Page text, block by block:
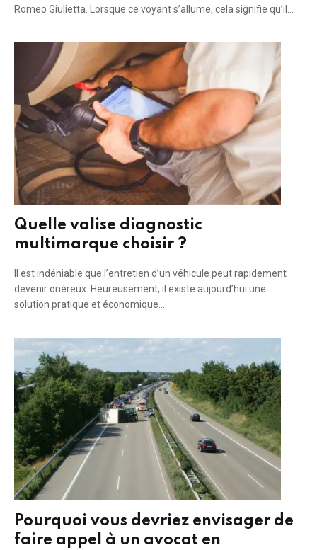
Romeo Giulietta. Lorsque ce voyant s’allume, cela signifie qu’il…
Quelle valise diagnostic
multimarque choisir ?
Il est indéniable que l’entretien d’un véhicule peut rapidement
devenir onéreux. Heureusement, il existe aujourd’hui une
solution pratique et économique…
Pourquoi vous devriez envisager de
faire appel à un avocat en